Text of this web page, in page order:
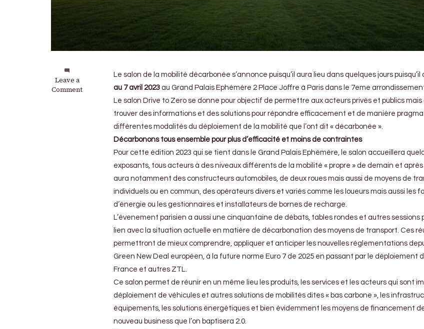
Leave a
Comment
on
Salon
Le salon de la mobilité décarbonée s’annonce puisqu’il aura lieu dans quelques jours puisqu’il
au 7 avril 2023 au Grand Palais Ephémère 2 Place Joffre à Paris dans le 7eme
Le salon Drive to Zero se donne pour objectif de permettre aux acteurs privés et publics mais
trouver des informations et des solutions pour répondre efficacement et de manière
différentes modalités du déploiement de la mobilité que l’ont dit « décarbonée ».
Décarbonons tous ensemble pour plus d’efficacité et moins de contraintes
Pour cette édition 2023 qui se tient dans le Grand Palais Ephémère, le salon accueillera
exposants, tous acteurs à des niveaux différents de la mobilité « propre » de demain et après
aura notamment des constructeurs automobiles, de deux roues mais aussi de moyens de
individuels ou en commun, des opérateurs divers et variés comme les loueurs mais aussi les
d’énergie ou les gestionnaires et installateurs de bornes de recharge.
L’évenement parisien a aussi une cinquantaine de débats, tables rondes et autres sessions
lien avec la situation actuelle en matière de décarbonation des moyens de transport. Ces
permettront de mieux comprendre, appliquer et anticiper les nouvelles réglementations
Green New Deal européen, à la future norme Euro 7 de 2025 en passant par le déploiement
France et autres ZTL.
Ce salon permet de réunir en un même lieu les produits, les services et les acteurs qui sont
déploiement de véhicules et autres solutions de mobilités dites « bas carbone », les
équipements, les solutions énergétiques et bien évidemment les moyens de financement
nouveau business que l’on baptisera 2.0.